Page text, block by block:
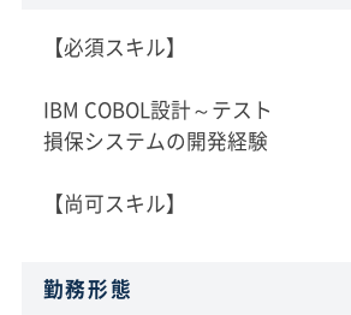
【必須スキル】
IBM COBOL設計～テスト
損保システムの開発経験
【尚可スキル】
勤務形態